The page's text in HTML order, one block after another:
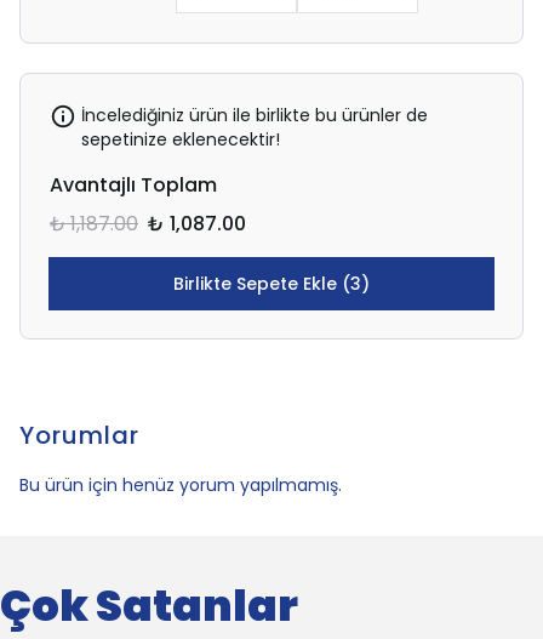
İncelediğiniz ürün ile birlikte bu ürünler de
sepetinize eklenecektir!
Avantajlı Toplam
₺ 1,187.00 ₺ 1,087.00
Birlikte Sepete Ekle (3)
Yorumlar
Bu ürün için henüz yorum yapılmamış.
Çok Satanlar